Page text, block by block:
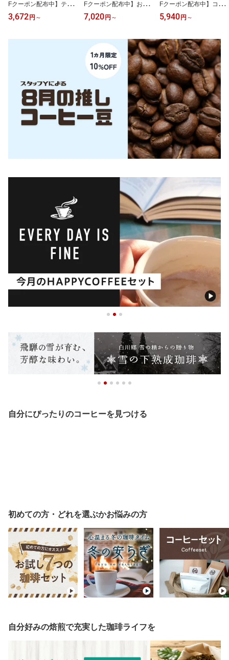
Fクーポン配布中】テレ
ビで紹介 コーヒースイー
ツギフト 選べる 雪の下
ギフト 夜の雪 朝の雪 無
3,672 円 ～
Fクーポン配布中】お中
元 ギフト【楽天1位】 選
べる コーヒーギフト 500
ー ギフト 無糖 ビター ス
イート コーヒー ラッピ
ング込 高級 コーヒー通
販 おいしい珈琲 瓶詰 瓶
入り 濃厚 贈答用
7,020 円 ～
Fクーポン配布中】コー
ヒーギフト アイスコーヒ
ーギフト 500ml×3本 無
ゃれ かわいいギフト ク
ラフトコーヒー ボトル
アイスコーヒー セット
おいしい珈琲 お取り寄せ
濃い 濃厚 オシャレ 高級
5,940 円 ～
自分にぴったりのコーヒーを見つける
初めての方・どれを選ぶかお悩みの方
自分好みの焙煎で充実した珈琲ライフを